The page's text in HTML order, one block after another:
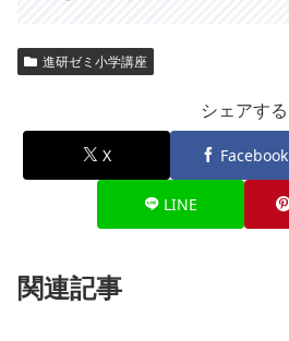
進研ゼミ小学講座
シェアする
X Facebook
LINE
関連記事